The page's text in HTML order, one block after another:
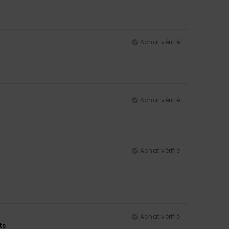
Achat vérifié
Achat vérifié
Achat vérifié
Achat vérifié